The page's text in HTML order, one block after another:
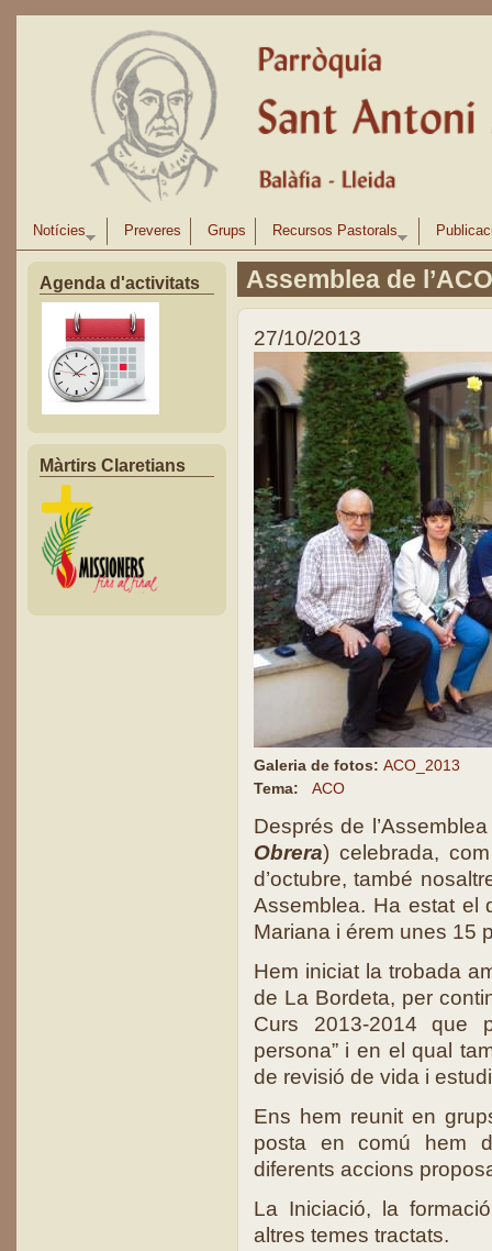
Notícies Preveres Grups Recursos Pastorals
Agenda d'activitats
Màrtirs Claretians
Assemblea de l’ACO
27/10/2013
Galeria de fotos: ACO_2013
Tema:
ACO
Després de
Obrera) celebrada,
d’octubre, també
Assemblea. Ha estat el
Mariana i érem unes 15
Hem iniciat la trobada
de La Bordeta, per
Curs 2013-2014 que
persona” i en el qual
de revisió de vida i
Ens hem reunit en
posta en comú hem
diferents accions
La Iniciació, la
altres temes tractats.